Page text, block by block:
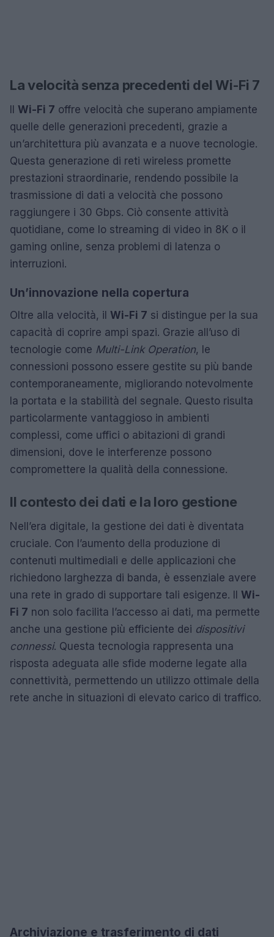
La velocità senza precedenti del Wi-Fi 7
Il Wi-Fi 7 offre velocità che superano ampiamente
quelle delle generazioni precedenti, grazie a
un’architettura più avanzata e a nuove tecnologie.
Questa generazione di reti wireless promette
prestazioni straordinarie, rendendo possibile la
trasmissione di dati a velocità che possono
raggiungere i 30 Gbps. Ciò consente attività
quotidiane, come lo streaming di video in 8K o il
gaming online, senza problemi di latenza o
interruzioni.
Un’innovazione nella copertura
Oltre alla velocità, il Wi-Fi 7 si distingue per la sua
capacità di coprire ampi spazi. Grazie all’uso di
tecnologie come Multi-Link Operation, le
connessioni possono essere gestite su più bande
contemporaneamente, migliorando notevolmente
la portata e la stabilità del segnale. Questo risulta
particolarmente vantaggioso in ambienti
complessi, come uffici o abitazioni di grandi
dimensioni, dove le interferenze possono
compromettere la qualità della connessione.
Il contesto dei dati e la loro gestione
Nell’era digitale, la gestione dei dati è diventata
cruciale. Con l’aumento della produzione di
contenuti multimediali e delle applicazioni che
richiedono larghezza di banda, è essenziale avere
una rete in grado di supportare tali esigenze. Il Wi-
Fi 7 non solo facilita l’accesso ai dati, ma permette
anche una gestione più efficiente dei dispositivi
connessi. Questa tecnologia rappresenta una
risposta adeguata alle sfide moderne legate alla
connettività, permettendo un utilizzo ottimale della
rete anche in situazioni di elevato carico di traffico.
Archiviazione e trasferimento di dati